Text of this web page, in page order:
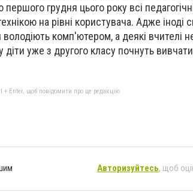
грудня цього року всі
на рівні користувача. Адже іноді
володіють комп'ютером, а деякі вчителі
уже з другого класу почнуть вивчати
+ Enter, щоб повідомити про це редакцію
Авторизуйтесь, щоб